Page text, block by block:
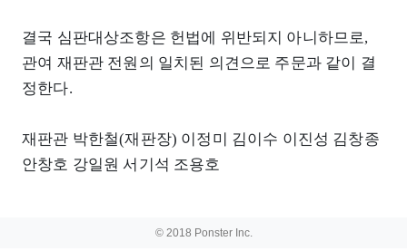
결국 심판대상조항은 헌법에 위반되지 아니하므로,
관여 재판관 전원의 일치된 의견으로 주문과 같이 결
정한다.
재판관 박한철(재판장) 이정미 김이수 이진성 김창종
안창호 강일원 서기석 조용호
© 2018 Ponster Inc.